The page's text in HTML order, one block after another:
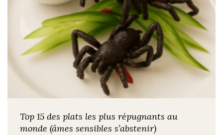
Top 15 des plats les plus répugnants au
monde (âmes sensibles s’abstenir)